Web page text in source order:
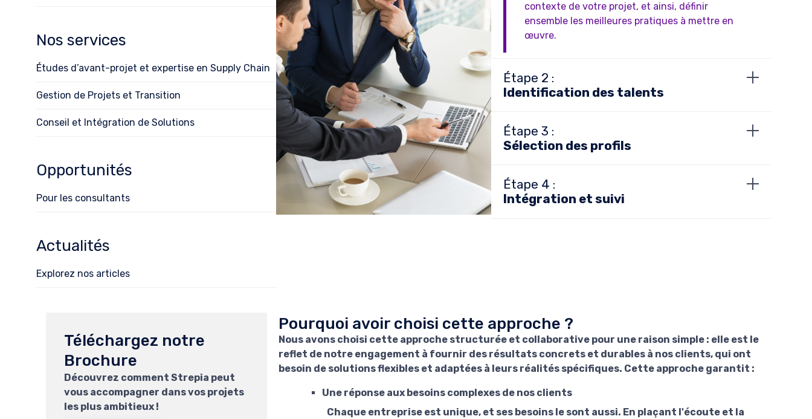
contexte de votre projet, et ainsi, définir
ensemble les meilleures pratiques à mettre en
œuvre.
Étape 2 :
Identification des talents
Étape 3 :
Sélection des profils
Étape 4 :
Intégration et suivi
Pourquoi avoir choisi cette approche ?
Nous avons choisi cette approche structurée et collaborative pour une raison simple : elle est le
reflet de notre engagement à fournir des résultats concrets et durables à nos clients, qui ont
besoin de solutions flexibles et adaptées à leurs réalités spécifiques. Cette approche garantit :
Une réponse aux besoins complexes de nos clients
Chaque entreprise est unique, et ses besoins le sont aussi. En plaçant l'écoute et la
Nos services
Études d’avant-projet et expertise en Supply Chain
Gestion de Projets et Transition
Conseil et Intégration de Solutions
Opportunités
Pour les consultants
Actualités
Explorez nos articles
Téléchargez notre
Brochure
Découvrez comment Strepia peut
vous accompagner dans vos projets
les plus ambitieux !